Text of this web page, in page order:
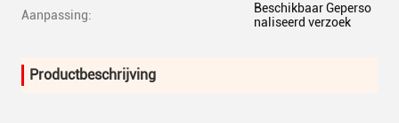
Aanpassing:
Beschikbaar Geperso
naliseerd verzoek
Productbeschrijving